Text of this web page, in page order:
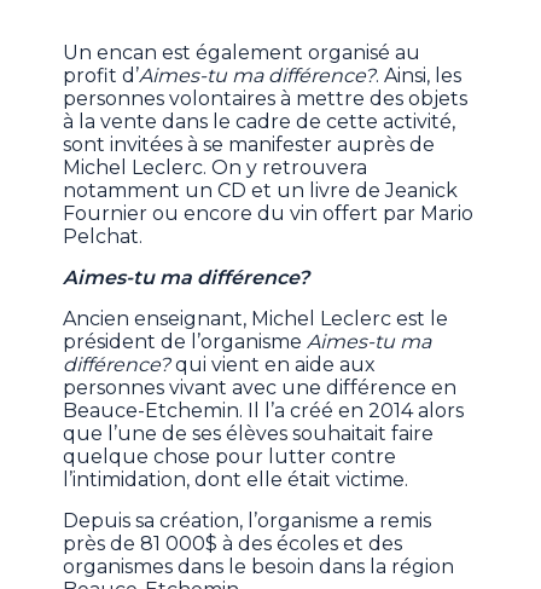
Un encan est également organisé au
profit d’Aimes-tu ma différence?. Ainsi, les
personnes volontaires à mettre des objets
à la vente dans le cadre de cette activité,
sont invitées à se manifester auprès de
Michel Leclerc. On y retrouvera
notamment un CD et un livre de Jeanick
Fournier ou encore du vin offert par Mario
Pelchat.
Aimes-tu ma différence?
Ancien enseignant, Michel Leclerc est le
président de l’organisme Aimes-tu ma
différence?qui vient en aide aux
personnes vivant avec une différence en
Beauce-Etchemin. Il l’a créé en 2014 alors
que l’une de ses élèves souhaitait faire
quelque chose pour lutter contre
l’intimidation, dont elle était victime.
Depuis sa création, l’organisme a remis
près de 81 000$ à des écoles et des
organismes dans le besoin dans la région